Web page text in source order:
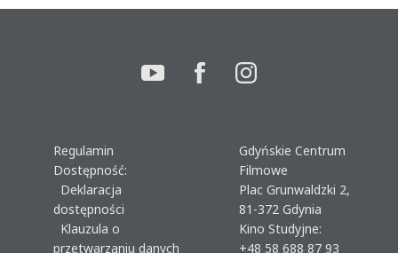
Regulamin
Dostępność:
Deklaracja
dostępności
Klauzula o
przetwarzaniu danych
Gdyńskie Centrum
Filmowe
Plac Grunwaldzki 2,
81-372 Gdynia
Kino Studyjne:
+48 58 688 87 93